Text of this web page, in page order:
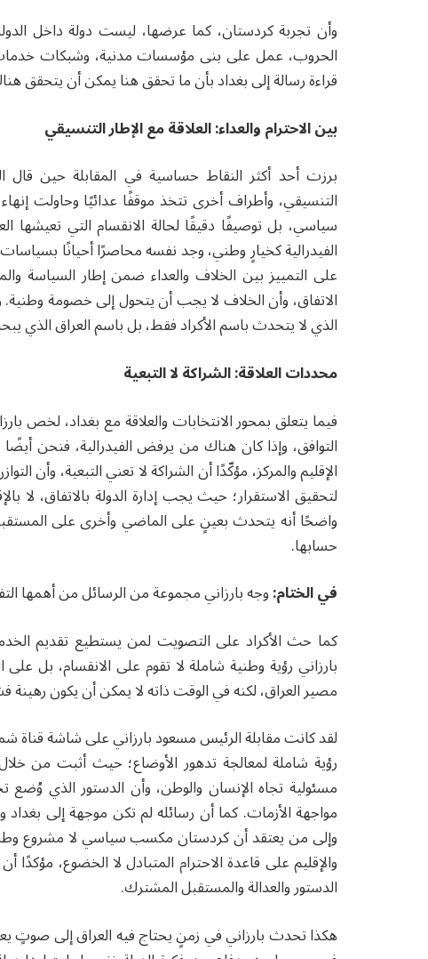
وأن تجربة كردستان، كما عرضها، ليست دولة داخل
الحروب، عمل على بنى مؤسسات مدنية، وشبكات خدمات،
قراءة رسالة إلى بغداد بأن ما تحقق هنا يمكن أن يتحقق
بين الاحترام والعداء: العلاقة مع الإطار التنسيقي
برزت أحد أكثر النقاط حساسية في المقابلة حين قال
التنسيقي، وأطراف أخرى تتخذ موقفًا عدائيًا وحاولت
سياسي، بل توصيفًا دقيقًا لحالة الانقسام التي تعيشها
الفيدرالية كخيارٍ وطني، وجد نفسه محاصرًا أحيانًا
على التمييز بين الخلاف والعداء ضمن إطار السياسة
الاتفاق، وأن الخلاف لا يجب أن يتحول إلى خصومة وطنية.
الذي لا يتحدث باسم الأكراد فقط، بل باسم العراق الذي
محددات العلاقة: الشراكة لا التبعية
فيما يتعلق بمحور الانتخابات والعلاقة مع بغداد، لخص
التوافق، وإذا كان هناك من يرفض الفيدرالية، فنحن أيضًا
الإقليم والمركز، مؤكّدًا أن الشراكة لا تعني التبعية،
لتحقيق الاستقرار؛ حيث يجب إدارة الدولة بالاتفاق، لا
واضحًا أنه يتحدث بعينٍ على الماضي وأخرى على
حسابها.
في الختام:وجه بارزاني مجموعة من الرسائل من أهمها
كما حث الأكراد على التصويت لمن يستطيع تقديم
بارزاني رؤية وطنية شاملة لا تقوم على الانقسام، بل
مصير العراق، لكنه في الوقت ذاته لا يمكن أن يكون رهينة
لقد كانت مقابلة الرئيس مسعود بارزاني على شاشة
رؤية شاملة لمعالجة تدهور الأوضاع؛ حيث أثبت من
مسئولية تجاه الإنسان والوطن، وأن الدستور الذي
مواجهة الأزمات. كما أن رسائله لم تكن موجهة إلى
وإلى من يعتقد أن كردستان مكسب سياسي لا مشروع وطني.
والإقليم على قاعدة الاحترام المتبادل لا الخضوع،
الدستور والعدالة والمستقبل المشترك.
هكذا تحدث بارزاني في زمنٍ يحتاج فيه العراق إلى صوتٍ